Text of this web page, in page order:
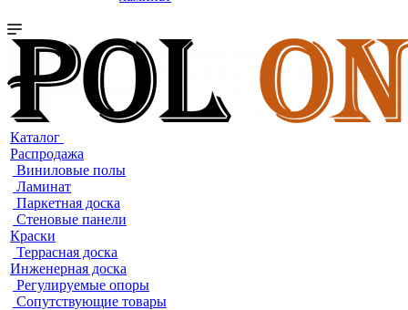
Каталог
Распродажа
Виниловые полы
Ламинат
Паркетная доска
Стеновые панели
Краски
Террасная доска
Инженерная доска
Регулируемые опоры
Сопутствующие товары